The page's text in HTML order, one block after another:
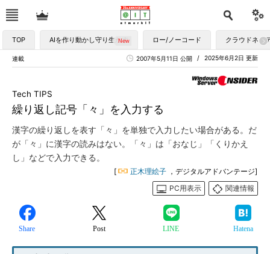
TOP AIを作り動かし守り生かす ロー/ノーコード クラウドネイ
連載 2025年6月2日 更新
2007年5月11日 公開
繰り返し記号「々」を入力する
Tech TIPS
漢字の繰り返しを表す「々」を単独で入力したい場合がある。だ
が「々」に漢字の読みはない。「々」は「おなじ」「くりかえ
し」などで入力できる。
[ 正木理絵子 ，デジタルアドバンテージ]
PC用表示
関連情報
Share Post LINE Hatena